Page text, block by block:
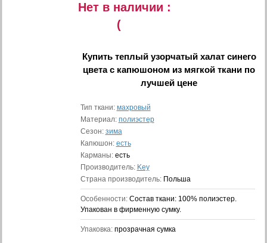
Нет в наличии :
(
Купить теплый узорчатый халат синего
цвета с капюшоном из мягкой ткани по
лучшей цене
Тип ткани: махровый
Материал: полиэстер
Сезон: зима
Капюшон: есть
Карманы: есть
Производитель: Key
Страна производитель: Польша
Особенности: Состав ткани: 100% полиэстер.
Упакован в фирменную сумку.
Упаковка: прозрачная сумка